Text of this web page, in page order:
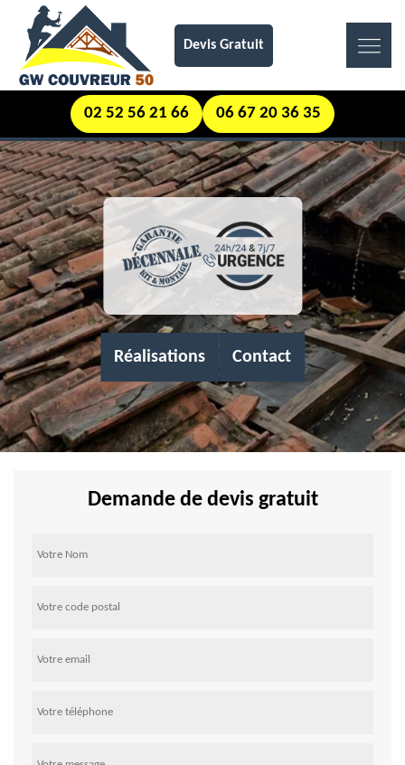
Devis Gratuit
02 52 56 21 66 06 67 20 36 35
Réalisations Contact
Demande de devis gratuit